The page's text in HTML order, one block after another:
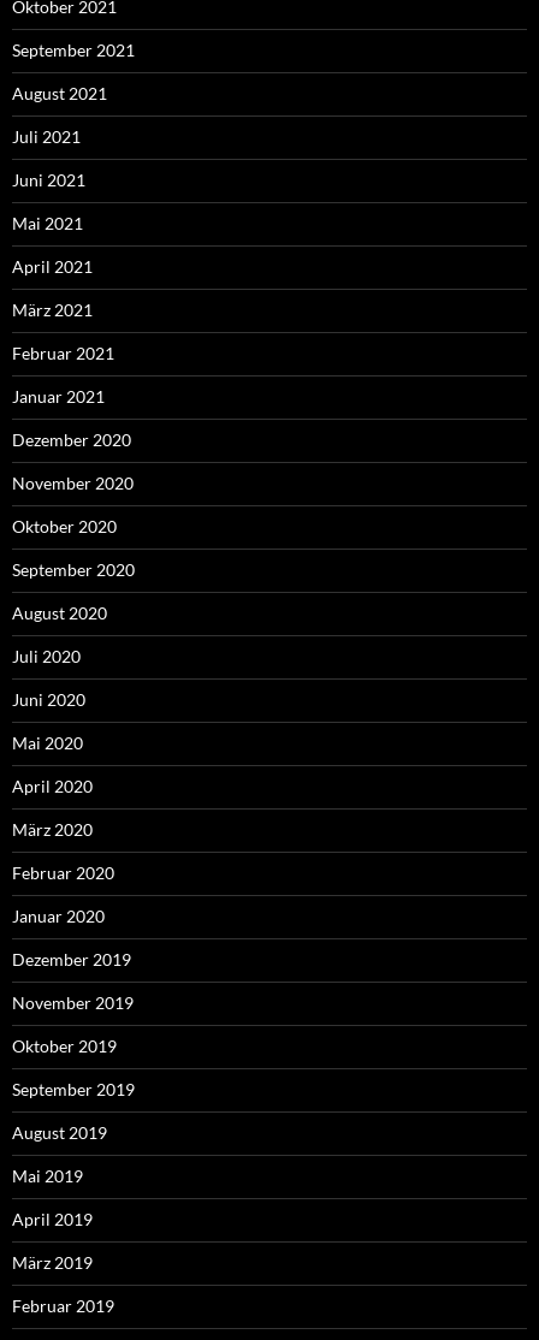
Oktober 2021
September 2021
August 2021
Juli 2021
Juni 2021
Mai 2021
April 2021
März 2021
Februar 2021
Januar 2021
Dezember 2020
November 2020
Oktober 2020
September 2020
August 2020
Juli 2020
Juni 2020
Mai 2020
April 2020
März 2020
Februar 2020
Januar 2020
Dezember 2019
November 2019
Oktober 2019
September 2019
August 2019
Mai 2019
April 2019
März 2019
Februar 2019